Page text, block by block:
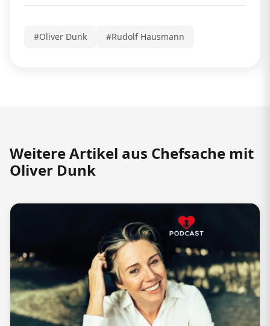
#Oliver Dunk #Rudolf Hausmann
Weitere Artikel aus Chefsache mit
Oliver Dunk